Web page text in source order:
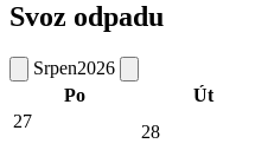
Svoz odpadu
Srpen2026
Po
Út
27
28